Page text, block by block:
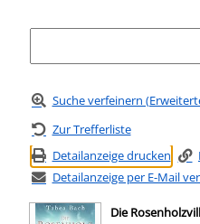
Suche verfeinern
Zur Trefferliste
Detailanzeige drucken
Detailanzeige per E-Mail
Die